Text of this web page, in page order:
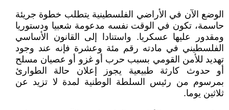
الوضع الآن في الأراضي الفلسطينية يتطلب خطوة جريئة
حاسمة، تكون في الوقت نفسه مدعومة شعبيا ودستوريا
ومقدور عليها عسكريا. واستنادا إلى القانون الأساسي
الفلسطيني في مادته رقم مئة وعشرة فإنه عند وجود
تهديد للأمن القومي بسبب حرب أو غزو أو عصيان مسلح
أو حدوث كارثة طبيعية يجوز إعلان حالة الطوارئ
بمرسوم من رئيس السلطة الوطنية لمدة لا تزيد عن
ثلاثين يوما.